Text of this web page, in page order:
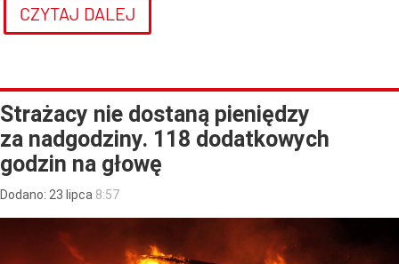
CZYTAJ DALEJ
Strażacy nie dostaną pieniędzy
za nadgodziny. 118 dodatkowych
godzin na głowę
Dodano: 23 lipca 8:57